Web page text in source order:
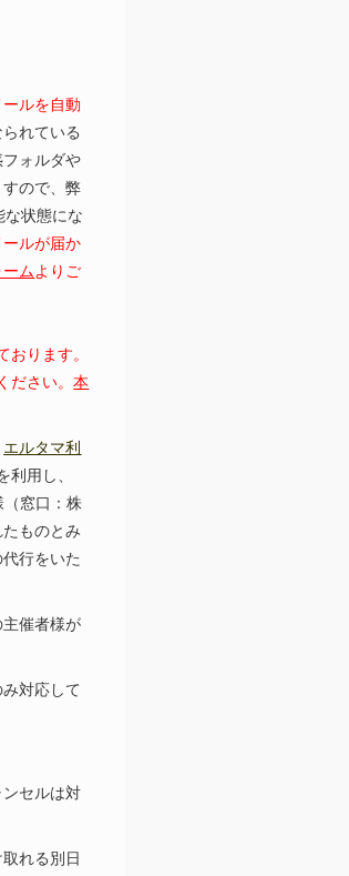
ルを自動
れている
ォルダや
ので、弊
な状態にな
ルが届か
ムよりご
おります。
ださい。本
エルタマ利
利用し、
（窓口：株
ものとみ
行をいた
催者様が
対応して
セルは対
れる別日